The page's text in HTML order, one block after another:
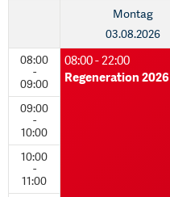
08:00
-
09:00
09:00
-
10:00
10:00
-
11:00
Montag
03.08.2026
08:00 - 22:00
Regeneration 2026